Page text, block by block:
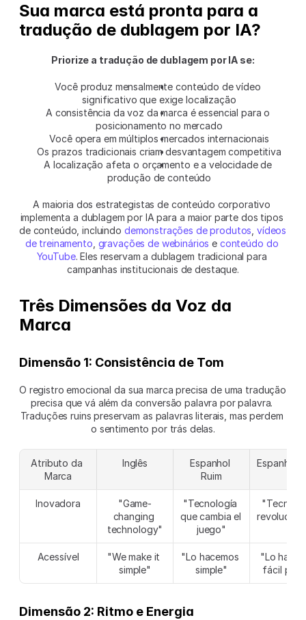
Sua marca está pronta para a
tradução de dublagem por IA?
Priorize a tradução de dublagem por IA se:
Você produz mensalmente conteúdo de vídeo
significativo que exige localização
A consistência da voz da marca é essencial para o
posicionamento no mercado
Você opera em múltiplos mercados internacionais
Os prazos tradicionais criam desvantagem competitiva
A localização afeta o orçamento e a velocidade de
produção de conteúdo
A maioria dos estrategistas de conteúdo corporativo
implementa a dublagem por IA para a maior parte dos tipos
de conteúdo, incluindo demonstrações de produtos , vídeos
de treinamento gravações de webinários e conteúdo do
YouTube. Eles reservam a dublagem tradicional para
campanhas institucionais de destaque.
Três Dimensões da Voz da
Marca
Dimensão 1: Consistência de Tom
O registro emocional da sua marca precisa de uma tradução
precisa que vá além da conversão palavra por palavra.
Traduções ruins preservam as palavras literais, mas perdem
o sentimento por trás delas.
Atributo da
Marca
Inglês
Espanhol
Ruim
Espanhol
Inovadora
"Game-
changing
technology"
"Tecnología
que cambia el
juego"
Acessível
"We make it
simple"
"Lo hacemos
simple"
"Lo
fácil
Dimensão 2: Ritmo e Energia